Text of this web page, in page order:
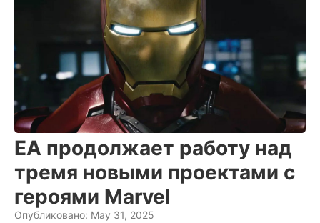
EA продолжает работу над
тремя новыми проектами с
героями Marvel
Опубликовано: May 31, 2025